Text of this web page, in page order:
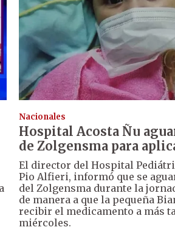
Nacionales
Hospital Acosta Ñu
de Zolgensma para
El director del Hospital
Pio Alfieri, informó que se
del Zolgensma durante la
de manera a que la pequeña
recibir el medicamento a más
miércoles.